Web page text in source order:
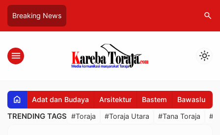
Breaking News search
menu light_mode
home Adat dan Budaya Arsitektur Bastem Bawaslu
TRENDING TAGS #Toraja #Toraja Utara #Tana Toraja